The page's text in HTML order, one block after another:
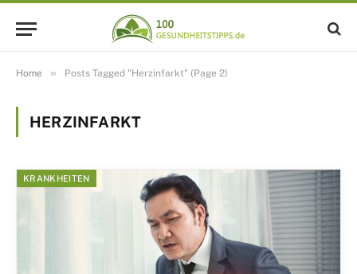
Home » Posts Tagged "Herzinfarkt" (Page 2)
HERZINFARKT
KRANKHEITEN